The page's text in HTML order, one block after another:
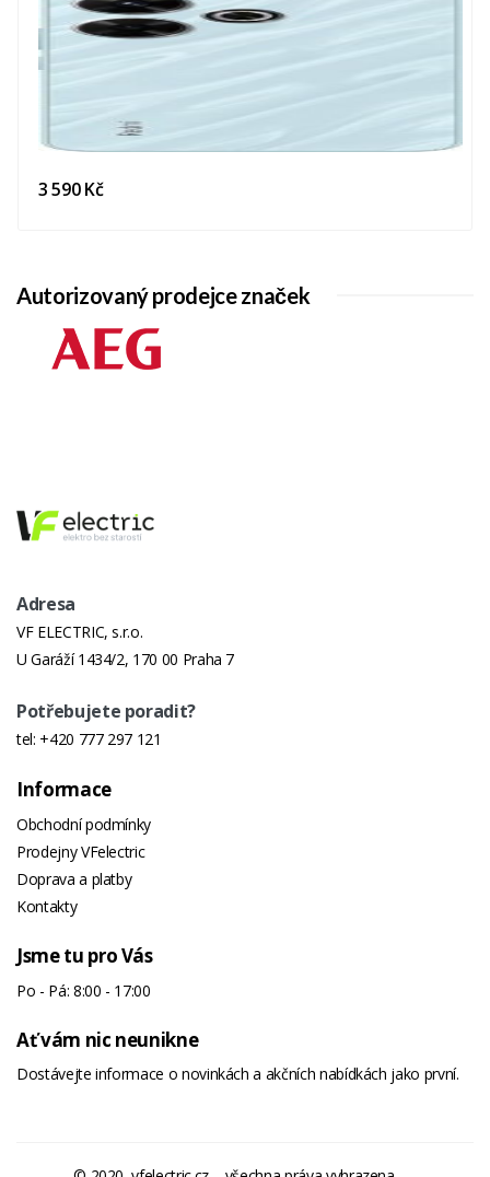
3 590 Kč
Autorizovaný prodejce značek
Adresa
VF ELECTRIC, s.r.o.
U Garáží 1434/2, 170 00 Praha 7
Potřebujete poradit?
tel: +420 777 297 121
Informace
Obchodní podmínky
Prodejny VFelectric
Doprava a platby
Kontakty
Jsme tu pro Vás
Po - Pá: 8:00 - 17:00
Ať vám nic neunikne
Dostávejte informace o novinkách a akčních nabídkách jako první.